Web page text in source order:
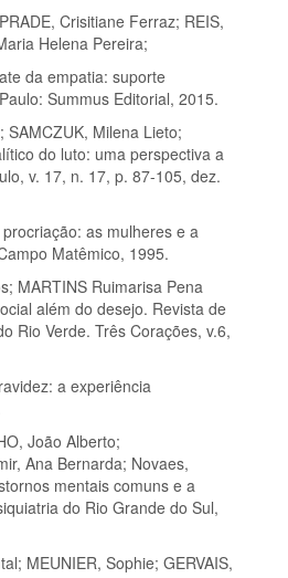
Crisitiane Ferraz; REIS,
Helena Pereira;
da empatia: suporte
Summus Editorial, 2015.
SAMCZUK, Milena Lieto;
do luto: uma perspectiva a
v. 17, n. 17, p. 87-105, dez.
as mulheres e a
Matêmico, 1995.
MARTINS Ruimarisa Pena
além do desejo. Revista de
Rio Verde. Três Corações, v.6,
a experiência
João Alberto;
Ana Bernarda; Novaes,
mentais comuns e a
do Rio Grande do Sul,
MEUNIER, Sophie; GERVAIS,